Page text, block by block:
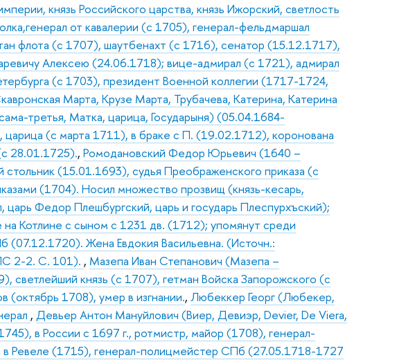
князь Российского царства, князь Ижорский, светлость
от кавалерии (с 1705), генерал-фельдмаршал
флота (с 1707), шаутбенахт (с 1716), сенатор (15.12.1717),
Алексею (24.06.1718); вице-адмирал (с 1721), адмирал
(с 1703), президент Военной коллегии (1717-1724,
Марта, Крузе Марта, Трубачева, Катерина, Катерина
третья, Матка, царица, Государыня) (05.04.1684-
(с марта 1711), в браке с П. (19.02.1712), коронована
28.01.1725).,Ромодановский Федор Юрьевич (1640 –
стольник (15.01.1693), судья Преображенского приказа (с
(1704). Носил множество прозвищ (князь-кесарь,
царь Федор Плешбургский, царь и государь Плеспурхъский);
Котлине с сыном с 1231 дв. (1712); упомянут среди
(07.12.1720). Жена Евдокия Васильевна. (Источн.:
2-2. С. 101). , Мазепа Иван Степанович (Мазепа –
князь (с 1707), гетман Войска Запорожского (с
(октябрь 1708), умер в изгнании.,Любеккер Георг (Любекер,
,Девьер Антон Мануйлович (Виер, Девиэр, Devier, De Viera,
в России с 1697 г., ротмистр, майор (1708), генерал-
Ревеле (1715), генерал-полицмейстер СПб (27.05.1718-1727